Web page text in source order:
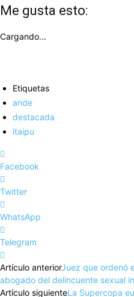
Me gusta esto:
Cargando...
Etiquetas
ande
destacada
itaipu
Facebook
Twitter
WhatsApp
Telegram
Artículo anteriorJuez que ordenó
abogado del delincuente sexual
Artículo siguienteLa Supercopa